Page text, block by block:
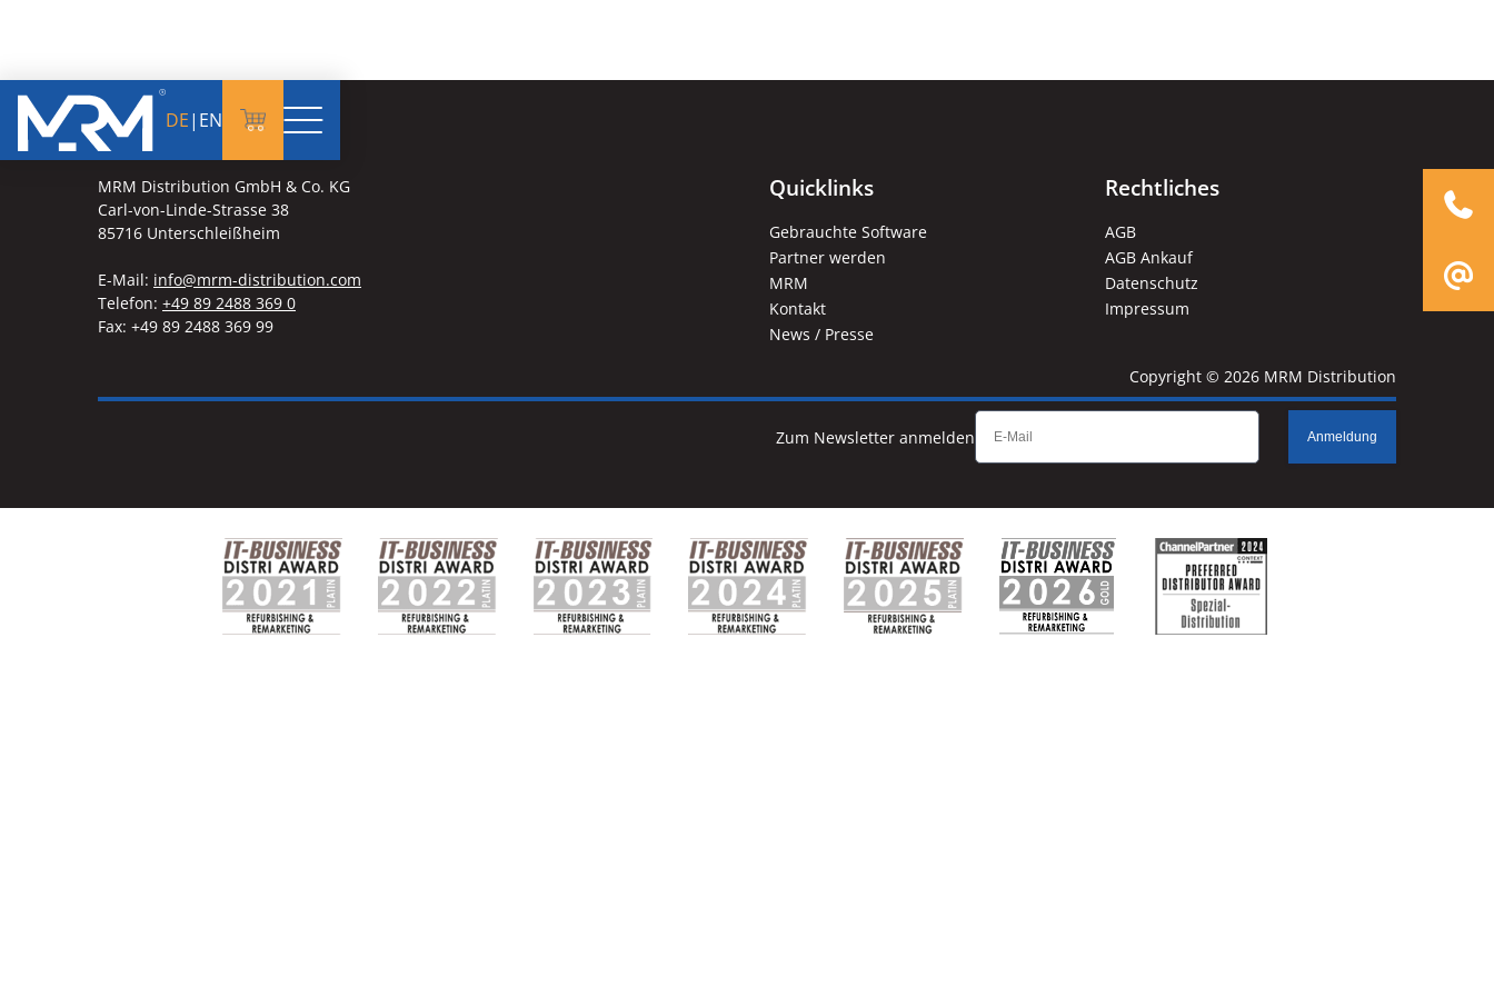
DE| EN
MRM Distribution GmbH & Co. KG
Carl-von-Linde-Strasse 38
85716 Unterschleißheim
E-Mail: info@mrm-distribution.com
Telefon: +49 89 2488 369 0
Fax: +49 89 2488 369 99
Quicklinks
Gebrauchte Software
Partner werden
MRM
Kontakt
News / Presse
Rechtliches
AGB
AGB Ankauf
Datenschutz
Impressum
Copyright © 2026 MRM Distribution
Zum Newsletter anmelden